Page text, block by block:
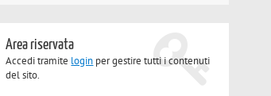
Area riservata
Accedi tramite login per gestire tutti i contenuti
del sito.